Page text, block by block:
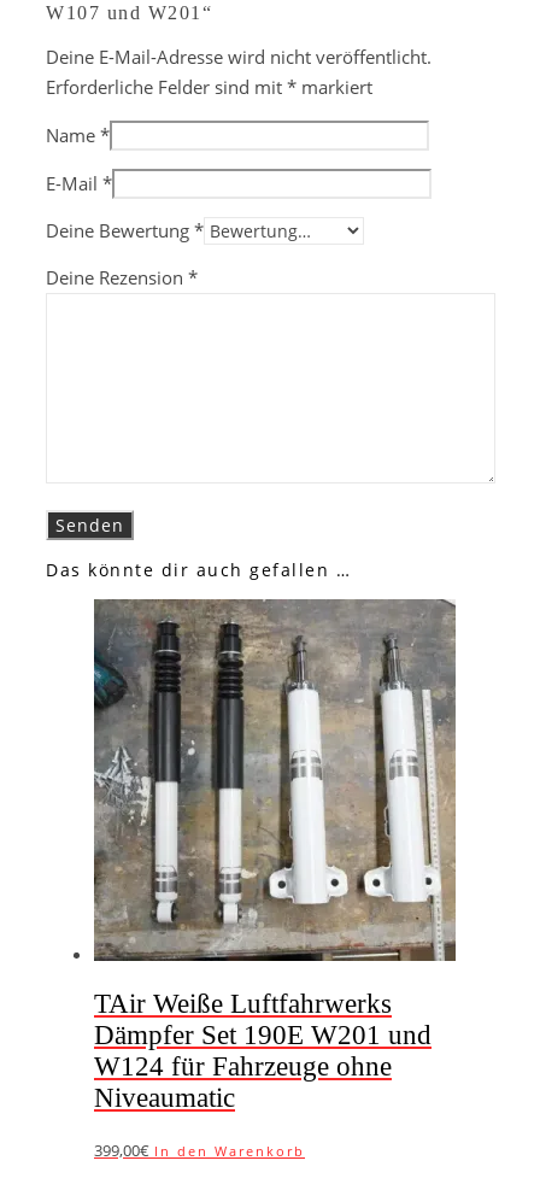
W107 und W201“
Deine E-Mail-Adresse wird nicht veröffentlicht.
Erforderliche Felder sind mit * markiert
Name *
E-Mail *
Deine Bewertung *
Deine Rezension *
Das könnte dir auch gefallen …
TAir Weiße Luftfahrwerks
Dämpfer Set 190E W201 und
W124 für Fahrzeuge ohne
Niveaumatic
399,00€ In den Warenkorb